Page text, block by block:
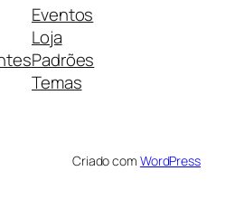
Eventos
Loja
Padrões
Temas
Criado com WordPress